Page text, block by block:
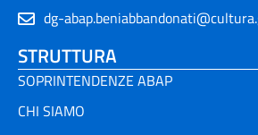
dg-
STRUTTURA
SOPRINTENDENZE ABAP
CHI SIAMO